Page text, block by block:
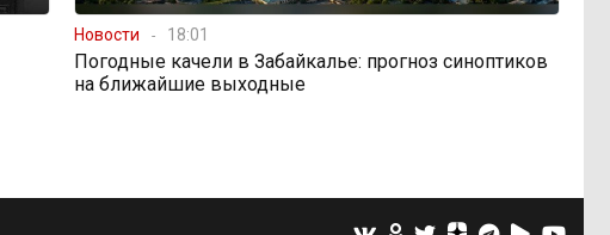
Новости 18:01
Погодные качели в Забайкалье: прогноз синоптиков
на ближайшие выходные